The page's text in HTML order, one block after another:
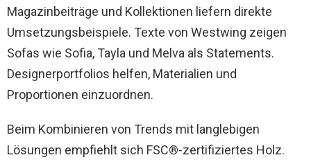
Magazinbeiträge und Kollektionen liefern direkte
Umsetzungsbeispiele. Texte von Westwing zeigen
Sofas wie Sofia, Tayla und Melva als Statements.
Designerportfolios helfen, Materialien und
Proportionen einzuordnen.
Beim Kombinieren von Trends mit langlebigen
Lösungen empfiehlt sich FSC®-zertifiziertes Holz.